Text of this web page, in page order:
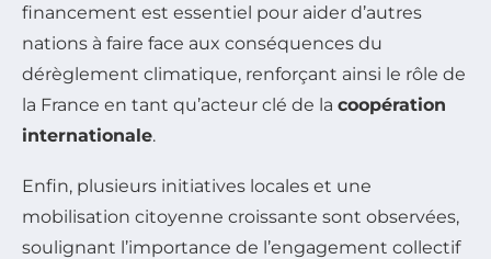
financement est essentiel pour aider d’autres
nations à faire face aux conséquences du
dérèglement climatique, renforçant ainsi le rôle de
la France en tant qu’acteur clé de la coopération
internationale.
Enfin, plusieurs initiatives locales et une
mobilisation citoyenne croissante sont observées,
soulignant l’importance de l’engagement collectif